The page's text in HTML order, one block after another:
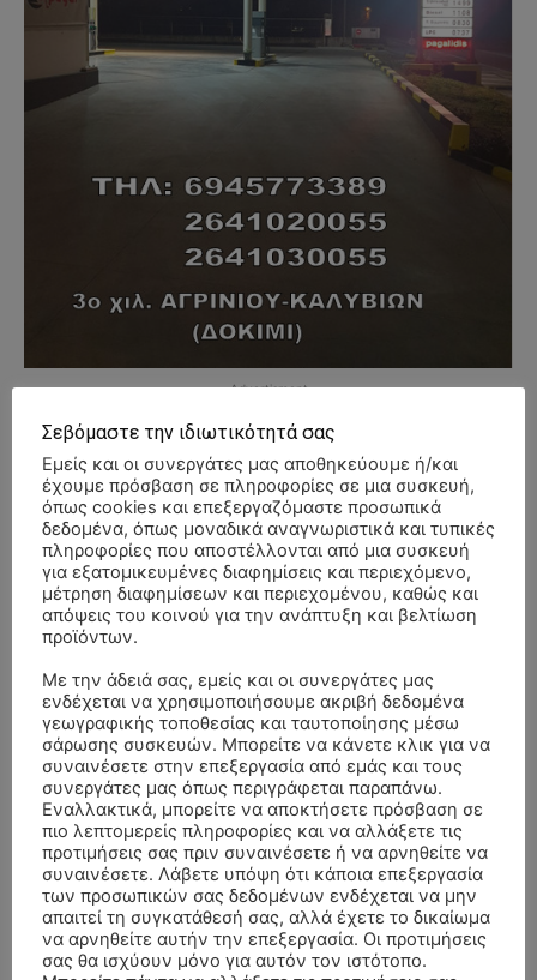
- Advertisment -
ΣΥΛΛΥΠΗΤΗΡΙΑ ΜΗΝΥΜΑΤΑ
Αλέξανδρος ΣέρβοςεπίΚΗΔΕΙΑ – ΣΑΒΒΑΤΟ 25/7/2026 –
ΧΑΡΑΛΑΜΠΟΣ ΚΑΥΚΙΑΣ ΕΤΩΝ 57
ΧΡΙΣΤΙΝΑεπίΚΗΔΕΙΑ – ΤΡΙΤΗ 4/8/2026 – ΧΡΗΣΤΟΣ Α. ΠΑΛΙΟΥΡΑΣ
ΕΤΩΝ 58
Σεβόμαστε την ιδιωτικότητά σας
Εμείς και οι συνεργάτες μας αποθηκεύουμε ή/και
έχουμε πρόσβαση σε πληροφορίες σε μια συσκευή,
όπως cookies και επεξεργαζόμαστε προσωπικά
δεδομένα, όπως μοναδικά αναγνωριστικά και τυπικές
πληροφορίες που αποστέλλονται από μια συσκευή
για εξατομικευμένες διαφημίσεις και περιεχόμενο,
μέτρηση διαφημίσεων και περιεχομένου, καθώς και
απόψεις του κοινού για την ανάπτυξη και βελτίωση
προϊόντων.
Με την άδειά σας, εμείς και οι συνεργάτες μας
ενδέχεται να χρησιμοποιήσουμε ακριβή δεδομένα
γεωγραφικής τοποθεσίας και ταυτοποίησης μέσω
σάρωσης συσκευών. Μπορείτε να κάνετε κλικ για να
συναινέσετε στην επεξεργασία από εμάς και τους
συνεργάτες μας όπως περιγράφεται παραπάνω.
Εναλλακτικά, μπορείτε να αποκτήσετε πρόσβαση σε
πιο λεπτομερείς πληροφορίες και να αλλάξετε τις
προτιμήσεις σας πριν συναινέσετε ή να αρνηθείτε να
συναινέσετε. Λάβετε υπόψη ότι κάποια επεξεργασία
των προσωπικών σας δεδομένων ενδέχεται να μην
απαιτεί τη συγκατάθεσή σας, αλλά έχετε το δικαίωμα
να αρνηθείτε αυτήν την επεξεργασία. Οι προτιμήσεις
σας θα ισχύουν μόνο για αυτόν τον ιστότοπο.